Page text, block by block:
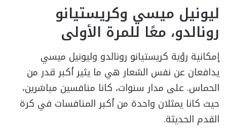
ليونيل ميسي وكريستيانو
رونالدو، معًا للمرة الأولى
إمكانية رؤية كريستيانو رونالدو وليونيل ميسي
يدافعان عن نفس الشعار هي ما يثير أكبر قدر من
الحماس. على مدار سنوات، كانا منافسين مباشرين،
حيث كانا يمثلان واحدة من أكبر المنافسات في كرة
القدم الحديثة.